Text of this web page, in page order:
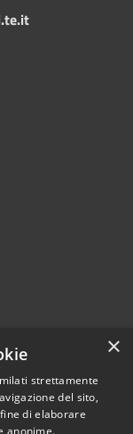
×
strettamente
del sito,
di elaborare
anonime.